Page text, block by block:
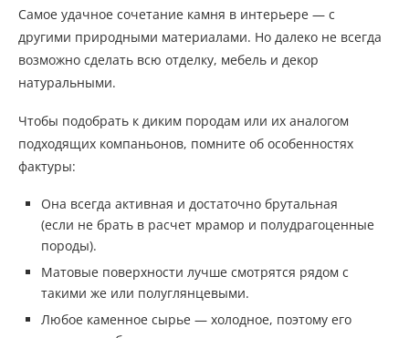
Самое удачное сочетание камня в интерьере — с
другими природными материалами. Но далеко не всегда
возможно сделать всю отделку, мебель и декор
натуральными.
Чтобы подобрать к диким породам или их аналогом
подходящих компаньонов, помните об особенностях
фактуры:
Она всегда активная и достаточно брутальная
(если не брать в расчет мрамор и полудрагоценные
породы).
Матовые поверхности лучше смотрятся рядом с
такими же или полуглянцевыми.
Любое каменное сырье — холодное, поэтому его